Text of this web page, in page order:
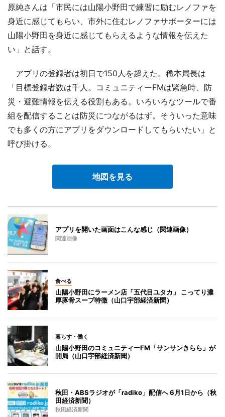
原純さんは「市民には山陽小野田で練習に励むレノファを
身近に感じてもらい、市外に住むレノファサポーターには
山陽小野田を身近に感じてもらえるような情報を伝えた
い」と話す。
アプリの登録者は初日で150人を超えた。穐本局長は
「目標登録者数は千人。コミュニティーFMは緊急時、防
災・避難情報を伝える役割もある。いろいろなツールで番
組を配信することは防災につながるはず。そういった意味
でも多くの方にアプリをダウンロードしてもらいたい」と
呼び掛ける。
地図を見る
アプリを開いた画面はこんな感じ（関連画像）
関連画像
食べる
山陽小野田にラーメン店「五代目ユタカ」 こってり濃
厚豚骨スープ特徴（山口宇部経済新聞）
暮らす・働く
山陽小野田のコミュニティーFM「サンサンきらら」が
開局（山口宇部経済新聞）
秋田・ABSラジオが「radiko」配信へ 6月1日から（秋
田経済新聞）
秋田経済新聞